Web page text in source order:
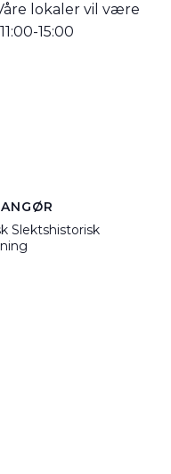
lokaler vil være
15:00
Slektshistorisk